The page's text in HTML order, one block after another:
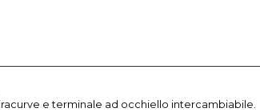
e terminale ad occhiello intercambiabile.